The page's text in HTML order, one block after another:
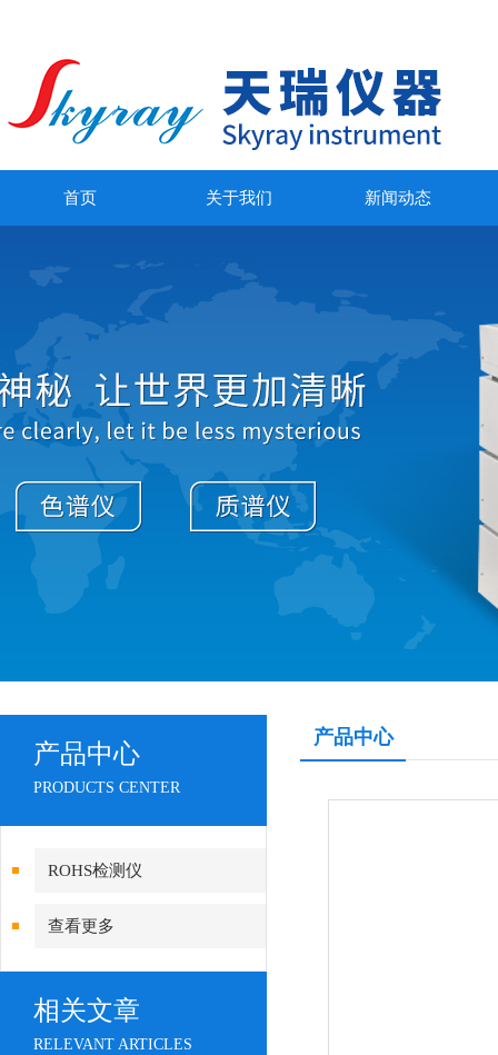
首页 关于我们 新闻动态
产品中心
PRODUCTS CENTER
ROHS检测仪
查看更多
相关文章
RELEVANT ARTICLES
产品中心